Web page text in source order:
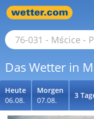
Das Wetter in
Heute
06.08.
Morgen
07.08.
3